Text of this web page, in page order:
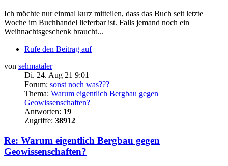
Ich möchte nur einmal kurz mitteilen, dass das Buch seit letzte
Woche im Buchhandel lieferbar ist. Falls jemand noch ein
Weihnachtsgeschenk braucht...
Rufe den Beitrag auf
von sehmataler
Di. 24. Aug 21 9:01
Forum: sonst noch was???
Thema: Warum eigentlich Bergbau gegen
Geowissenschaften?
Antworten: 19
Zugriffe: 38912
Re: Warum eigentlich Bergbau gegen
Geowissenschaften?